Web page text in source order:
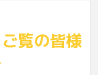
覧の皆様